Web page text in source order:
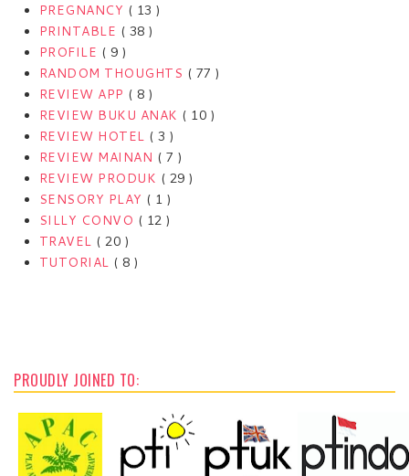
PREGNANCY ( 13 )
PRINTABLE ( 38 )
PROFILE ( 9 )
RANDOM THOUGHTS ( 77 )
REVIEW APP ( 8 )
REVIEW BUKU ANAK ( 10 )
REVIEW HOTEL ( 3 )
REVIEW MAINAN ( 7 )
REVIEW PRODUK ( 29 )
SENSORY PLAY ( 1 )
SILLY CONVO ( 12 )
TRAVEL ( 20 )
TUTORIAL ( 8 )
PROUDLY JOINED TO: